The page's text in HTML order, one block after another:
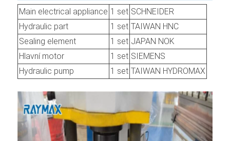
Main electrical appliance 1 set SCHNEIDER
Hydraulic part
1 set TAIWAN HNC
Sealing element
1 set JAPAN NOK
Hlavní motor
1 set SIEMENS
Hydraulic pump
1 set TAIWAN HYDROMAX